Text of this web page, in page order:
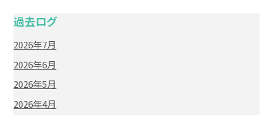
過去ログ
2026年7月
2026年6月
2026年5月
2026年4月